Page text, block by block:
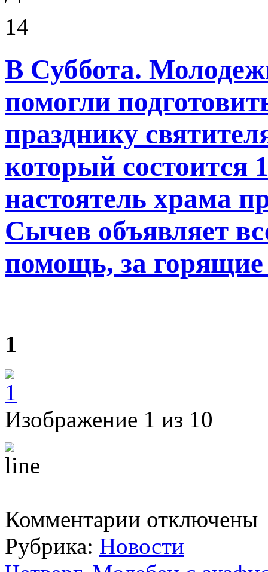
14
В Суббота.
помогли
празднику
который состоится
настоятель храма
Сычев объявляет
помощь, за
1
Изображение 1 из 10
Комментарии записи
Суббота.
Молодежь
храма
отключены
Рубрика: Новости